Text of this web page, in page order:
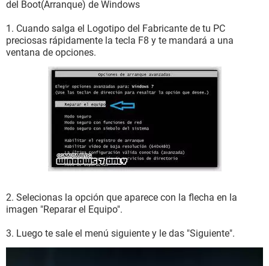
del Boot(Arranque) de Windows
1. Cuando salga el Logotipo del Fabricante de tu PC
preciosas rápidamente la tecla F8 y te mandará a una
ventana de opciones.
2. Selecionas la opción que aparece con la flecha en la
imagen "Reparar el Equipo".
3. Luego te sale el menú siguiente y le das "Siguiente".